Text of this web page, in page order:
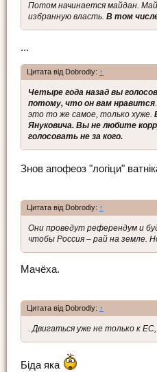
Потом начинается майдан.
избранную власть. В том
...
Цитата від Dobrodiy: ↑
Четыре года назад вы
потому, что он вам нравится
это то же самое, только хуже.
Януковича. Вы не любите
голосовать не за кого.
Знов апофеоз "логіци"
Цитата від Dobrodiy: ↑
Они проведут референдум и
чтобы Россия – рай на земле.
Мачёха.
Цитата від Dobrodiy: ↑
. Двигаться уже не только к ЕС,
Біда яка